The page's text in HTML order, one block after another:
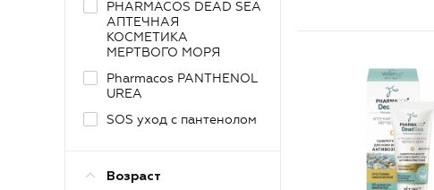
PHARMACOS DEAD SEA
АПТЕЧНАЯ
КОСМЕТИКА
МЕРТВОГО МОРЯ
Pharmacos PANTHENOL
UREA
SOS уход с пантенолом
Возраст